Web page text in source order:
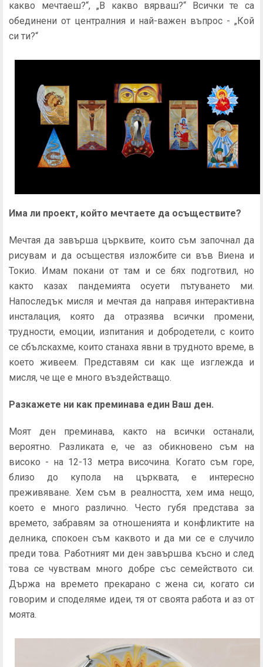
какво мечтаеш?“, „В какво вярваш?“ Всички те са
обединени от централния и най-важен въпрос - „Кой
си ти?“
Има ли проект, който мечтаете да осъществите?
Мечтая да завърша църквите, които съм започнал да
рисувам и да осъществя изложбите си във Виена и
Токио. Имам покани от там и се бях подготвил, но
както казах пандемията осуети пътуването ми.
Напоследък мисля и мечтая да направя интерактивна
инсталация, която да отразява всички промени,
трудности, емоции, изпитания и добродетели, с които
се сбълскахме, които станаха явни в трудното време, в
което живеем. Представям си как ще изглежда и
мисля, че ще е много въздействащо.
Разкажете ни как преминава един Ваш ден.
Моят ден преминава, както на всички останали,
вероятно. Разликата е, че аз обикновено съм на
високо - на 12-13 метра височина. Когато съм горе,
близо до купола на църквата, е интересно
преживяване. Хем съм в реалността, хем има нещо,
което е много различно. Често губя представа за
времето, забравям за отношенията и конфликтите на
делника, спокоен съм каквото и да ми се е случило
преди това. Работният ми ден завършва късно и след
това се чувствам много добре със семейството си.
Държа на времето прекарано с жена си, когато си
говорим и споделяме идеи, тя от своята работа и аз от
моята.